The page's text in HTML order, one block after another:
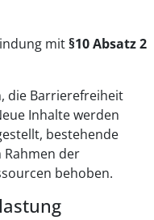
mit§10 Absatz 2
die Barrierefreiheit
Inhalte werden
bestehende
der
behoben.